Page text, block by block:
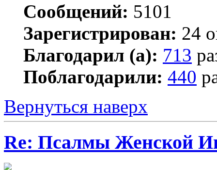
Сообщений: 5101
Зарегистрирован: 24
Благодарил (а): 713
Поблагодарили: 440
Вернуться наверх
Re: Псалмы Женской